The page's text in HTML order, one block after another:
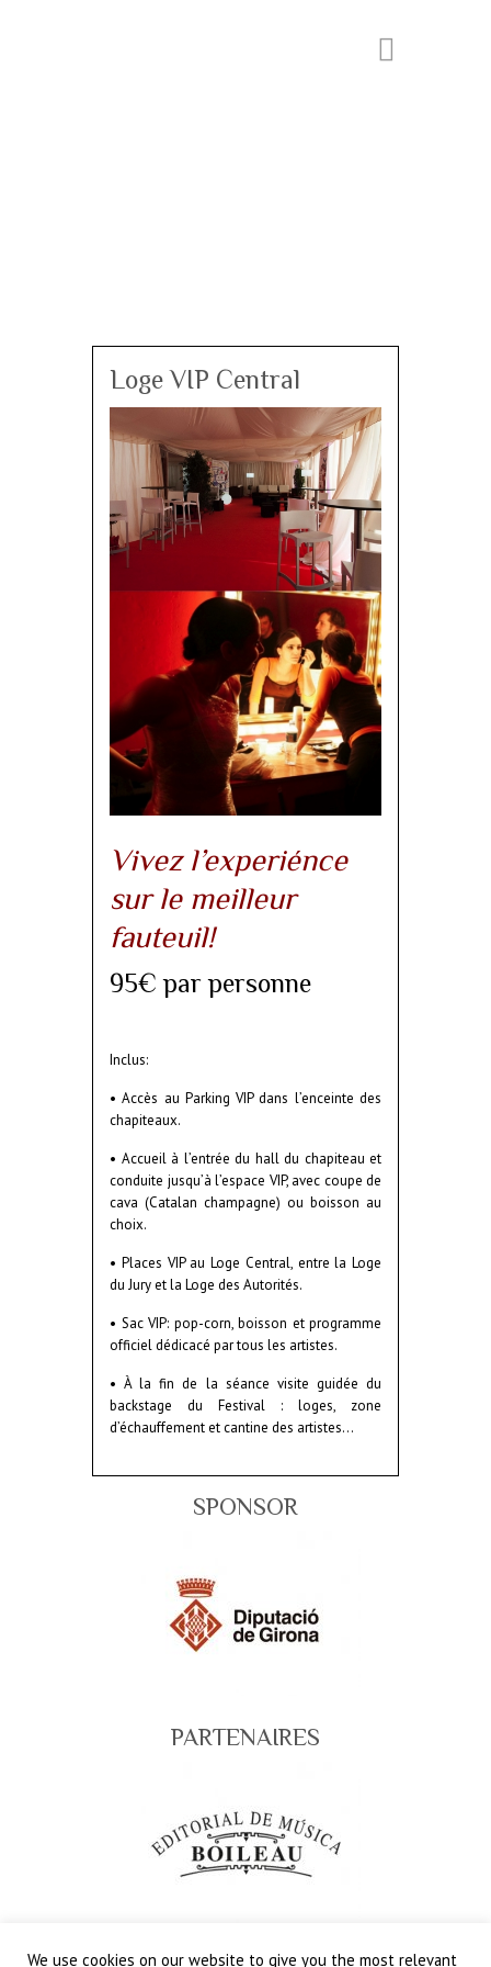
Loge VIP Central
Vivez l’experiénce
sur le meilleur
fauteuil!
95€ par personne
Inclus:
• Accès au Parking VIP dans l’enceinte des
chapiteaux.
• Accueil à l’entrée du hall du chapiteau et
conduite jusqu’à l’espace VIP, avec coupe de
cava (Catalan champagne) ou boisson au
choix.
• Places VIP au Loge Central, entre la Loge
du Jury et la Loge des Autorités.
• Sac VIP: pop-corn, boisson et programme
officiel dédicacé par tous les artistes.
• À la fin de la séance visite guidée du
backstage du Festival : loges, zone
d’échauffement et cantine des artistes…
SPONSOR
PARTENAIRES
We use cookies on our website to give you the most relevant